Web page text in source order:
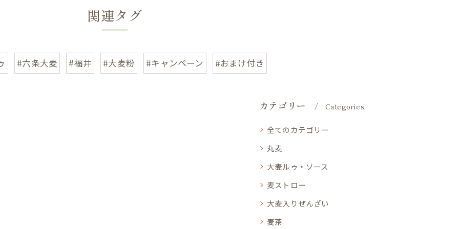
関連タグ
#六条大麦 #福井 #大麦粉 #キャンペーン #おまけ付き
カテゴリー Categories
全てのカテゴリー
丸麦
大麦ルゥ・ソース
麦ストロー
大麦入りぜんざい
麦茶